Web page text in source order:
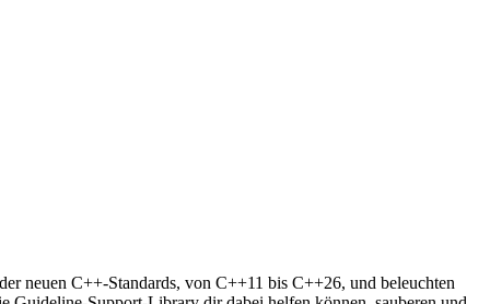
neuen C++-Standards, von C++11 bis C++26, und beleuchten